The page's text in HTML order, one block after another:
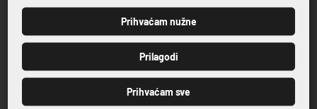
PRIJAVI SE
Prihvaćam nužne
Prilagodi
Prihvaćam sve